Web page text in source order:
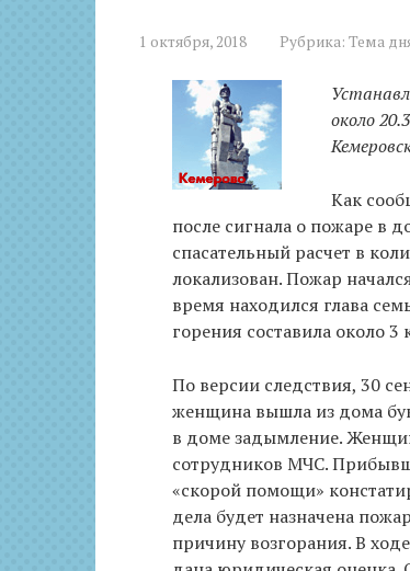
1 октября, 2018 Рубрика: Тема
около
Как
после сигнала о пожаре в
спасательный расчет в
локализован. Пожар
время находился глава
горения составила около
По версии следствия, 30
женщина вышла из дома
в доме задымление.
сотрудников МЧС.
«скорой помощи»
дела будет назначена
причину возгорания. В